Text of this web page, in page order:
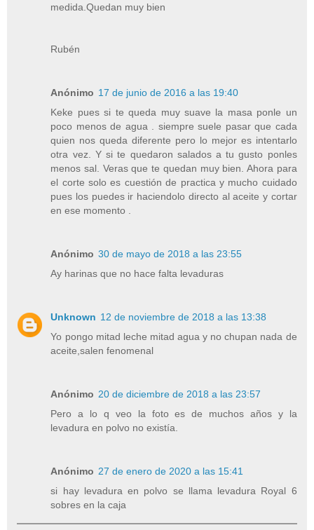
medida.Quedan muy bien
Rubén
Anónimo 17 de junio de 2016 a las 19:40
Keke pues si te queda muy suave la masa ponle un
poco menos de agua . siempre suele pasar que cada
quien nos queda diferente pero lo mejor es intentarlo
otra vez. Y si te quedaron salados a tu gusto ponles
menos sal. Veras que te quedan muy bien. Ahora para
el corte solo es cuestión de practica y mucho cuidado
pues los puedes ir haciendolo directo al aceite y cortar
en ese momento .
Anónimo 30 de mayo de 2018 a las 23:55
Ay harinas que no hace falta levaduras
Unknown 12 de noviembre de 2018 a las 13:38
Yo pongo mitad leche mitad agua y no chupan nada de
aceite,salen fenomenal
Anónimo 20 de diciembre de 2018 a las 23:57
Pero a lo q veo la foto es de muchos años y la
levadura en polvo no existía.
Anónimo 27 de enero de 2020 a las 15:41
si hay levadura en polvo se llama levadura Royal 6
sobres en la caja